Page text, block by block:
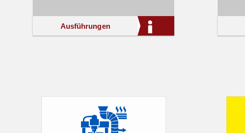
Ausführungen